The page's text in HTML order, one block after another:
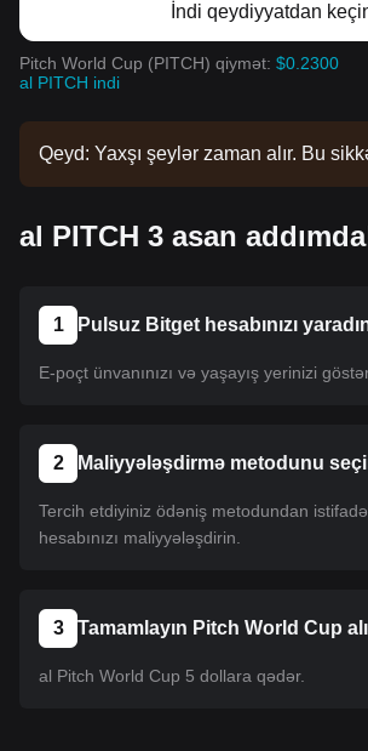
İndi qeydiyyatdan
Pitch World Cup (PITCH) qiymət: $0.2300
al PITCH indi
Qeyd: Yaxşı şeylər zaman alır. Bu
sonra onu almaq üçün təlimatımızı
al PITCH 3 asan
1 Pulsuz Bitget hesabınızı
E-poçt ünvanınızı və yaşayış yerinizi
2 Maliyyələşdirmə metodunu
Tercih etdiyiniz ödəniş metodundan
hesabınızı maliyyələşdirin.
3 Tamamlayın Pitch World Cup
al Pitch World Cup 5 dollara qədər.